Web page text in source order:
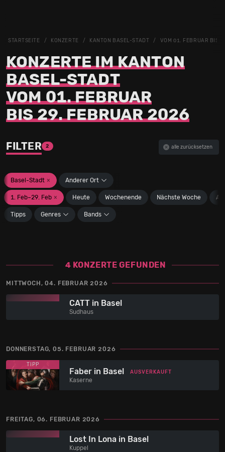
STARTSEITE KONZERTE KANTON BASEL-STADT VOM 01. FEBRUAR BIS
KONZERTE IM KANTON
BASEL-STADT
VOM 01. FEBRUAR
BIS 29. FEBRUAR 2026
FILTER 2 alle zurücksetzen
Basel-Stadt × Anderer Ort
1. Feb–29. Feb × Heute Wochenende Nächste Woche
Tipps Genres Bands
4 KONZERTE GEFUNDEN
MITTWOCH, 04. FEBRUAR 2026
CATT in Basel
Sudhaus
DONNERSTAG, 05. FEBRUAR 2026
TIPP
Faber in Basel AUSVERKAUFT
Kaserne
FREITAG, 06. FEBRUAR 2026
Lost In Lona in Basel
Kuppel